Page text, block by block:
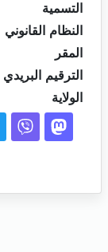
التسمية
النظام القانوني
المقر
الترقيم البريدي
الولاية